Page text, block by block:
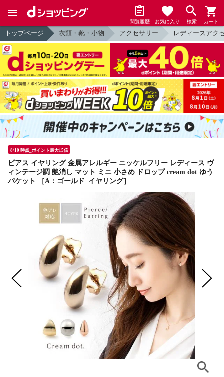
閲覧履歴 お気に入り 検索 カート
トップページ 衣類・靴・小物 アクセサリー レディースアク
8/10 時点_ポイント最大15倍
ピアス イヤリング 金属アレルギー ニッケルフリー レディース ヴ
ィンテージ調 艶消し マット ミニ 小さめ ドロップ cream dot ゆう
パケット ［A：ゴールド_イヤリング］